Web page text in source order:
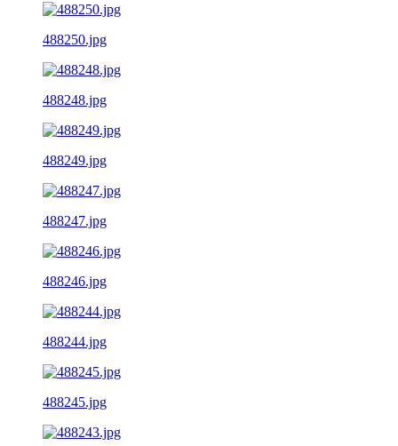
488250.jpg
488248.jpg
488249.jpg
488247.jpg
488246.jpg
488244.jpg
488245.jpg